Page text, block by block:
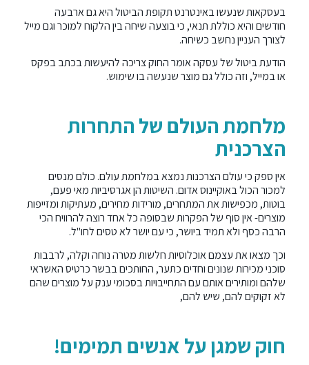
בעסקאות שנעשו באינטרנט תקופת הביטול היא גם ארבעה
חודשים והיא כוללת תנאי, כי בוצעה שיחה בין הלקוח למוכר וגם מייל
לצורך העניין נחשב כשיחה.
הודעת ביטול של עסקה אומר החוק צריכה להיעשות בכתב בפקס
או במייל, וזה כולל גם מוצר שנעשה בו שימוש.
מלחמת העולם של התחרות
הצרכנית
אין ספק כי עולם הצרכנות נמצא במלחמת עולם. כולם מנסים
למכור הכול באוקיינוס אדום. השיטות הן אגרסיביות מאי פעם,
בוטות, מכפישות את המתחרים, מורידות מחירים, מעתיקות ומזייפות
מוצרים- אין סוף של הפקרות שבסופה כל אחד רוצה להרוויח הכי
הרבה כסף ולא תמיד ביושר, כי עם יושר לא טסים לחו"ל.
וכך מצאו את עצמם אוכלוסיות חלשות מטרה נוחה וקלה, לרבבות
סוכני מכירות שנונים וחדים כתער, החותכים בבשר כרטיס האשראי
שלהם ומותירים אותם עם התחייבויות בסכומי ענק על מוצרים שהם
לא זקוקים להם, שיש להם,
חוק שמגן על אנשים תמימים!